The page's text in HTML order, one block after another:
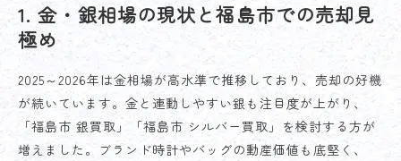
1. 金・銀相場の現状と福島市での売却見
極め
2025～2026年は金相場が高水準で推移しており、売却の好機
が続いています。金と連動しやすい銀も注目度が上がり、
「福島市 銀買取」「福島市 シルバー買取」を検討する方が
増えました。ブランド時計やバッグの動産価値も底堅く、